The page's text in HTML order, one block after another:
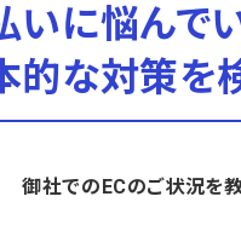
いに悩んで
的な対策を
御社でのECのご状況を教